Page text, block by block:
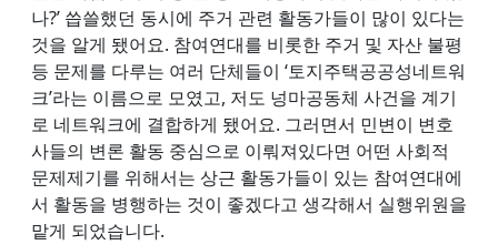
나?’ 씁쓸했던 동시에 주거 관련 활동가들이 많이 있다는
것을 알게 됐어요. 참여연대를 비롯한 주거 및 자산 불평
등 문제를 다루는 여러 단체들이 ‘토지주택공공성네트워
크’라는 이름으로 모였고, 저도 넝마공동체 사건을 계기
로 네트워크에 결합하게 됐어요. 그러면서 민변이 변호
사들의 변론 활동 중심으로 이뤄져있다면 어떤 사회적
문제제기를 위해서는 상근 활동가들이 있는 참여연대에
서 활동을 병행하는 것이 좋겠다고 생각해서 실행위원을
맡게 되었습니다.